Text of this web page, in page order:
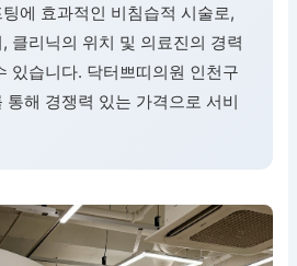
에 효과적인 비침습적 시술로,
클리닉의 위치 및 의료진의 경력
있습니다. 닥터쁘띠의원 인천구
통해 경쟁력 있는 가격으로 서비